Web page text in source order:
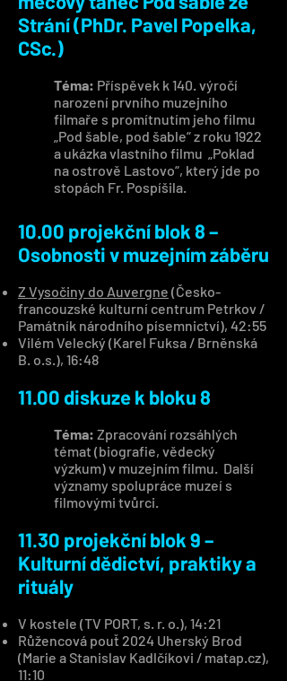
Strání (PhDr. Pavel Popelka,
CSc.)
Téma: Příspěvek k 140. výročí
narození prvního muzejního
filmaře s promítnutím jeho filmu
„Pod šable, pod šable“ z roku 1922
a ukázka vlastního filmu „Poklad
na ostrově Lastovo“, který jde po
stopách Fr. Pospíšila.
10.00 projekční blok 8 –
Osobnosti v muzejním záběru
Z Vysočiny do Auvergne (Česko-
francouzské kulturní centrum Petrkov /
Památník národního písemnictví), 42:55
Vilém Velecký (Karel Fuksa / Brněnská
B. o.s.), 16:48
11.00 diskuze k bloku 8
Téma: Zpracování rozsáhlých
témat (biografie, vědecký
výzkum) v muzejním filmu. Další
významy spolupráce muzeí s
filmovými tvůrci.
11.30 projekční blok 9 –
Kulturní dědictví, praktiky a
rituály
V kostele (TV PORT, s. r. o.), 14:21
Růžencová pouť 2024 Uherský Brod
(Marie a Stanislav Kadlčíkovi / matap.cz),
11:10